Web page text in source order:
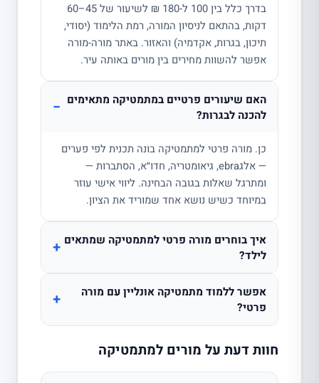
בדרך כלל בין 100 ל-180 ₪ לשיעור של 45–60
דקות, בהתאם לניסיון המורה, רמת הלימוד (יסודי,
תיכון, בגרות, אקדמיה) והאזור. באתר מורה-מורה
אפשר להשוות מחירים בין מורים באותה עיר.
האם שיעורים פרטיים במתמטיקה מתאימים
להכנה לבגרות?
−
כן. מורה פרטי למתמטיקה בונה תכנית לפי פערים
— אלגebra, גיאומטריה, חדו״א, הסתברות —
ומתרגל שאלות בגובה הבחינה. ליווי אישי עוזר
במיוחד כשיש נושא אחד שמוריד את הציון.
איך בוחרים מורה פרטי למתמטיקה שמתאים
לילד?
+
אפשר ללמוד מתמטיקה אונליין עם מורה
פרטי?
+
חוות דעת על מורים למתמטיקה